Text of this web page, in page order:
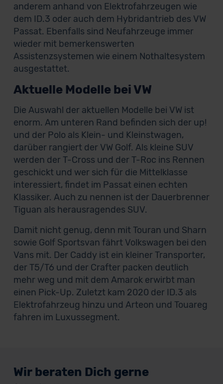
anderem anhand von Elektrofahrzeugen wie
dem ID.3 oder auch dem Hybridantrieb des VW
Passat. Ebenfalls sind Neufahrzeuge immer
wieder mit bemerkenswerten
Assistenzsystemen wie einem Nothaltesystem
ausgestattet.
Aktuelle Modelle bei VW
Die Auswahl der aktuellen Modelle bei VW ist
enorm. Am unteren Rand befinden sich der up!
und der Polo als Klein- und Kleinstwagen,
darüber rangiert der VW Golf. Als kleine SUV
werden der T-Cross und der T-Roc ins Rennen
geschickt und wer sich für die Mittelklasse
interessiert, findet im Passat einen echten
Klassiker. Auch zu nennen ist der Dauerbrenner
Tiguan als herausragendes SUV.
Damit nicht genug, denn mit Touran und Sharn
sowie Golf Sportsvan fährt Volkswagen bei den
Vans mit. Der Caddy ist ein kleiner Transporter,
der T5/T6 und der Crafter packen deutlich
mehr weg und mit dem Amarok erwirbt man
einen Pick-Up. Zuletzt kam 2020 der ID.3 als
Elektrofahrzeug hinzu und Arteon und Touareg
fahren im Luxussegment.
Wir beraten Dich gerne